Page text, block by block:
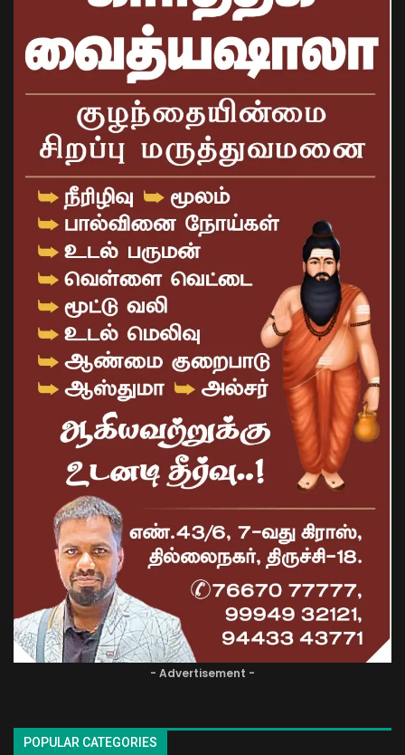
- Advertisement -
POPULAR CATEGORIES